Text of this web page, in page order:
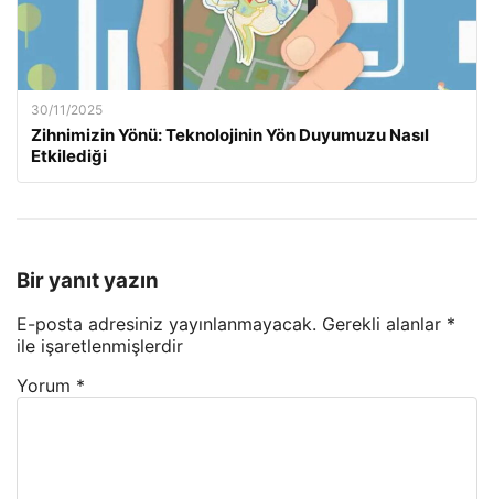
30/11/2025
Zihnimizin Yönü: Teknolojinin Yön Duyumuzu Nasıl
Etkilediği
Bir yanıt yazın
E-posta adresiniz yayınlanmayacak. Gerekli alanlar *
ile işaretlenmişlerdir
Yorum *